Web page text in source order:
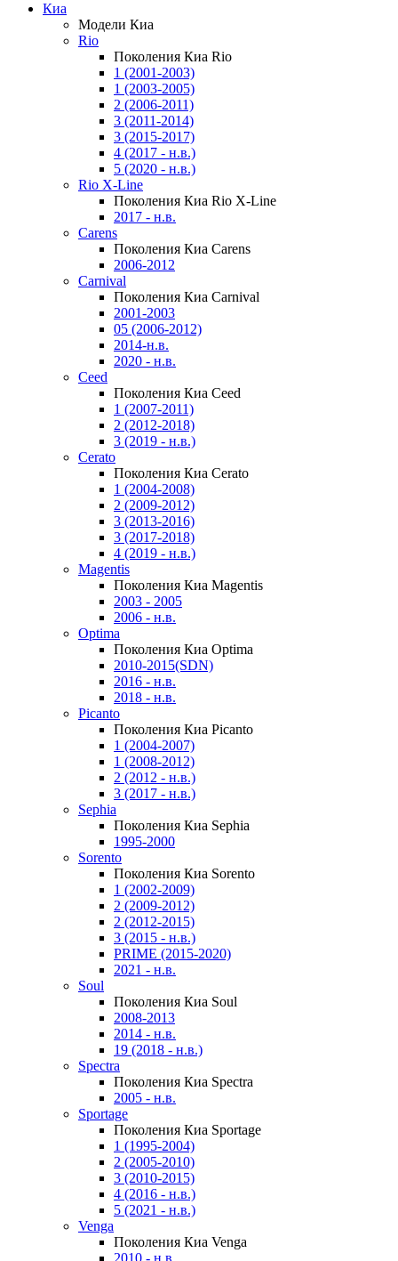
Киа
Модели Киа
Rio
Поколения Киа Rio
1 (2001-2003)
1 (2003-2005)
2 (2006-2011)
3 (2011-2014)
3 (2015-2017)
4 (2017 - н.в.)
5 (2020 - н.в.)
Rio X-Line
Поколения Киа Rio X-Line
2017 - н.в.
Carens
Поколения Киа Carens
2006-2012
Carnival
Поколения Киа Carnival
2001-2003
05 (2006-2012)
2014-н.в.
2020 - н.в.
Ceed
Поколения Киа Ceed
1 (2007-2011)
2 (2012-2018)
3 (2019 - н.в.)
Cerato
Поколения Киа Cerato
1 (2004-2008)
2 (2009-2012)
3 (2013-2016)
3 (2017-2018)
4 (2019 - н.в.)
Magentis
Поколения Киа Magentis
2003 - 2005
2006 - н.в.
Optima
Поколения Киа Optima
2010-2015(SDN)
2016 - н.в.
2018 - н.в.
Picanto
Поколения Киа Picanto
1 (2004-2007)
1 (2008-2012)
2 (2012 - н.в.)
3 (2017 - н.в.)
Sephia
Поколения Киа Sephia
1995-2000
Sorento
Поколения Киа Sorento
1 (2002-2009)
2 (2009-2012)
2 (2012-2015)
3 (2015 - н.в.)
PRIME (2015-2020)
2021 - н.в.
Soul
Поколения Киа Soul
2008-2013
2014 - н.в.
19 (2018 - н.в.)
Spectra
Поколения Киа Spectra
2005 - н.в.
Sportage
Поколения Киа Sportage
1 (1995-2004)
2 (2005-2010)
3 (2010-2015)
4 (2016 - н.в.)
5 (2021 - н.в.)
Venga
Поколения Киа Venga
2010 - н.в.